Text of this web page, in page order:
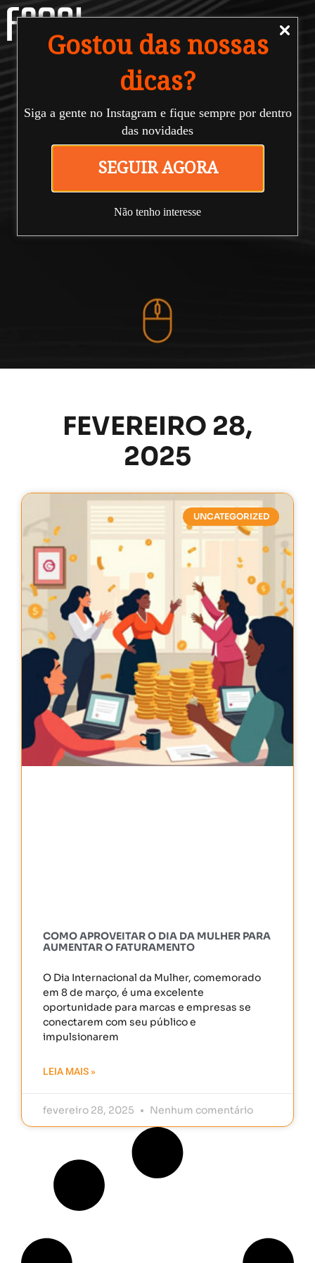
Gostou das nossas
dicas?
Siga a gente no Instagram e fique sempre por dentro
das novidades
SEGUIR AGORA
Não tenho interesse
blog#Farol
FEVEREIRO 28,
2025
UNCATEGORIZED
COMO APROVEITAR O DIA DA MULHER PARA
AUMENTAR O FATURAMENTO
O Dia Internacional da Mulher, comemorado
em 8 de março, é uma excelente
oportunidade para marcas e empresas se
conectarem com seu público e
impulsionarem
LEIA MAIS »
fevereiro 28, 2025 Nenhum comentário